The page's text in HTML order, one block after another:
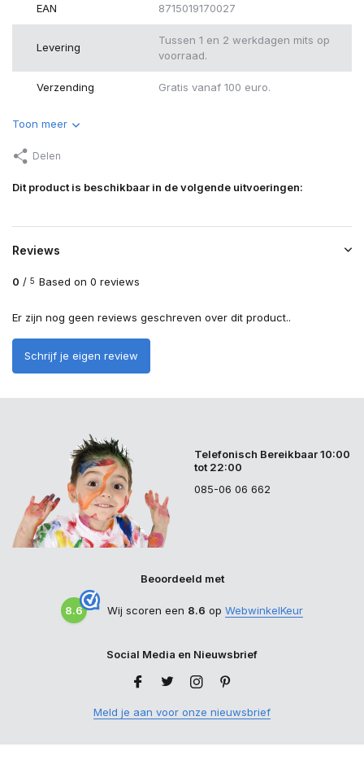
EAN 8715019170027
Levering
Tussen 1 en 2 werkdagen mits op
voorraad.
Verzending Gratis vanaf 100 euro.
Toon meer
Delen
Dit product is beschikbaar in de volgende uitvoeringen:
Reviews
0 / 5 Based on 0 reviews
Er zijn nog geen reviews geschreven over dit product..
Schrijf je eigen review
Telefonisch Bereikbaar 10:00
tot 22:00
085-06 06 662
Beoordeeld met
8.6 Wij scoren een 8.6 op WebwinkelKeur
Social Media en Nieuwsbrief
Meld je aan voor onze nieuwsbrief